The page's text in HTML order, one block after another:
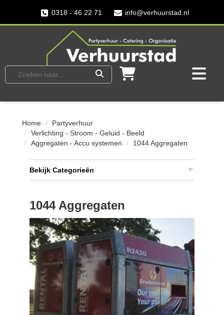
0318 - 46 22 71 info@verhuurstad.nl
Home
Partyverhuur
Verlichting - Stroom - Geluid - Beeld
Aggregaten - Accu systemen
1044 Aggregaten
Bekijk Categorieën
1044 Aggregaten